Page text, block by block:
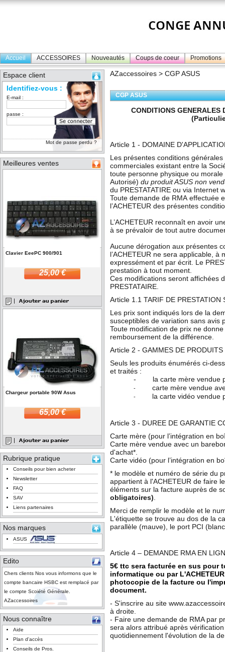
Accueil ACCESSOIRES Nouveautés Coups de coeur Promotions
Espace client
Identifiez-vous :
E-mail :
passe :
Mot de passe perdu ?
Meilleures ventes
Clavier EeePC 900/901
25,00 €
Chargeur portable 90W Asus
65,00 €
Rubrique pratique
Conseils pour bien acheter
Newsletter
FAQ
SAV
Liens partenaires
Nos marques
ASUS
Edito
Chers clients Nos vous informons que le
compte bancaire HSBC est remplacé par
le compte Scoiété Générale.
AZaccessoires
Nous connaître
Aide
Plan d'accès
Conseils de Pros.
AZaccessoires > CGP ASUS
CGP ASUS
CONDITIONS GENERALES
Article 1 - DOMAINE
Les présentes conditions
commerciales existant entre la
toute personne physique ou
Autorisé) du produit ASUS non
du PRESTATATIRE ou via Internet
Toute demande de RMA effectuée
l’ACHETEUR des présentes
L’ACHETEUR reconnaît en avoir
à se prévaloir de tout autre
Aucune dérogation aux présentes
l’ACHETEUR ne sera applicable, à
expressément et par écrit. Le
prestation à tout moment.
Ces modifications seront affichées
PRESTATAIRE.
Article 1.1 TARIF DE PRESTATION
Les prix sont indiqués lors de la
susceptibles de variation sans avis
Toute modification de prix ne
remboursement de la différence.
Article 2 - GAMMES DE PRODUITS
Seuls les produits énumérés ci-
et traités :
-
la carte mère vendue
- carte mère vendue
- la carte vidéo vendue
Article 3 - DUREE DE GARANTIE
Carte mère (pour l’intégration en
Carte mère vendue avec un
d'achat*
Carte vidéo (pour l’intégration en
* le modèle et numéro de série du
appartient à l'ACHETEUR de faire
éléments sur la facture auprès de
obligatoires)
Merci de remplir le modèle et le
L'étiquette se trouve au dos de la
parallèle (mauve), le port PCI
Article 4 – DEMANDE RMA EN
5€ ttc sera facturée en sus pour
informatique ou par
photocopie de la facture ou
document.
- S'inscrire au site
à droite.
- Faire une demande de RMA par
sera alors attribué après
quotidiennement l'évolution de la